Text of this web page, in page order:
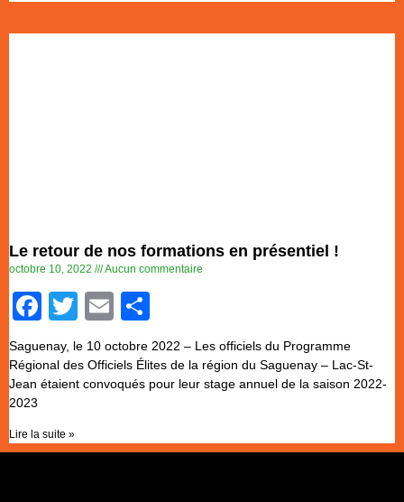
Le retour de nos formations en présentiel !
octobre 10, 2022 Aucun commentaire
Facebook
Twitter
Email
Saguenay, le 10 octobre 2022 – Les officiels du Programme
Régional des Officiels Élites de la région du Saguenay – Lac-St-
Jean étaient convoqués pour leur stage annuel de la saison 2022-
2023
Lire la suite »